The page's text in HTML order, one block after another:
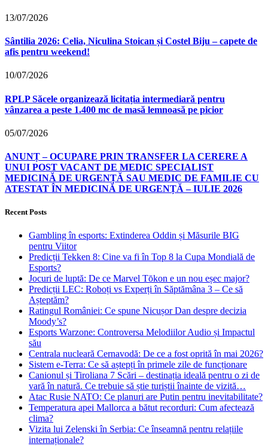
13/07/2026
Sântilia 2026: Celia, Niculina Stoican și Costel Biju – capete de
afis pentru weekend!
10/07/2026
RPLP Săcele organizează licitația intermediară pentru
vânzarea a peste 1.400 mc de masă lemnoasă pe picior
05/07/2026
ANUNȚ – OCUPARE PRIN TRANSFER LA CERERE A
UNUI POST VACANT DE MEDIC SPECIALIST
MEDICINĂ DE URGENȚĂ SAU MEDIC DE FAMILIE CU
ATESTAT ÎN MEDICINĂ DE URGENȚĂ – IULIE 2026
Recent Posts
Gambling în esports: Extinderea Oddin și Măsurile BIG
pentru Viitor
Predicții Tekken 8: Cine va fi în Top 8 la Cupa Mondială de
Esports?
Jocuri de luptă: De ce Marvel Tōkon e un nou eșec major?
Predicții LEC: Roboți vs Experți în Săptămâna 3 – Ce să
Așteptăm?
Ratingul României: Ce spune Nicușor Dan despre decizia
Moody’s?
Esports Warzone: Controversa Melodiilor Audio și Impactul
său
Centrala nucleară Cernavodă: De ce a fost oprită în mai 2026?
Sistem e-Terra: Ce să aștepți în primele zile de funcționare
Canionul și Tiroliana 7 Scări – destinația ideală pentru o zi de
vară în natură. Ce trebuie să știe turiștii înainte de vizită…
Atac Rusie NATO: Ce planuri are Putin pentru inevitabilitate?
Temperatura apei Mallorca a bătut recorduri: Cum afectează
clima?
Vizita lui Zelenski în Serbia: Ce înseamnă pentru relațiile
internaționale?